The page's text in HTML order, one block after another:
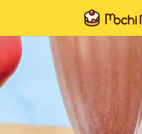
Mochi
Mochi
餅